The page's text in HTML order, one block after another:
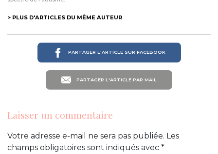
> PLUS D'ARTICLES DU MÊME AUTEUR
PARTAGER L'ARTICLE SUR FACEBOOK
PARTAGER L'ARTICLE PAR MAIL
Laisser un commentaire
Votre adresse e-mail ne sera pas publiée. Les
champs obligatoires sont indiqués avec *